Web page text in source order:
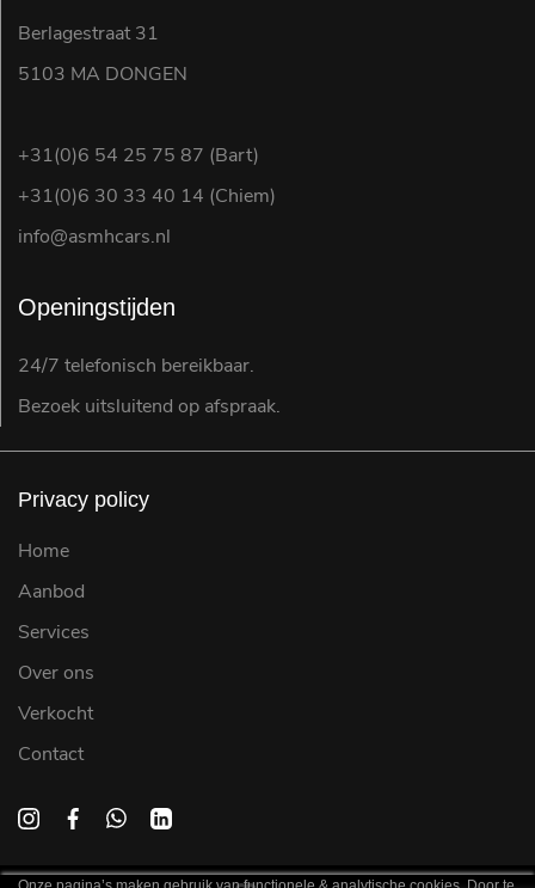
Berlagestraat 31
5103 MA DONGEN
+31(0)6 54 25 75 87 (Bart)
+31(0)6 30 33 40 14 (Chiem)
info@asmhcars.nl
Openingstijden
24/7 telefonisch bereikbaar.
Bezoek uitsluitend op afspraak.
Privacy policy
Home
Aanbod
Services
Over ons
Verkocht
Contact